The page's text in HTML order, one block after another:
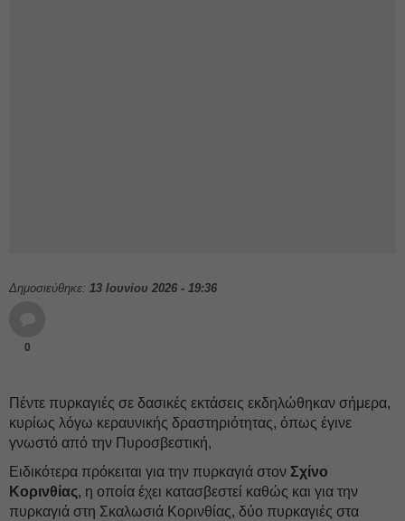
Δημοσιεύθηκε: 13 Ιουνίου 2026 - 19:36
0
Πέντε πυρκαγιές σε δασικές εκτάσεις εκδηλώθηκαν σήμερα,
κυρίως λόγω κεραυνικής δραστηριότητας, όπως έγινε
γνωστό από την Πυροσβεστική,
Ειδικότερα πρόκειται για την πυρκαγιά στον Σχίνο
Κορινθίας, η οποία έχει κατασβεστεί καθώς και για την
πυρκαγιά στη Σκαλωσιά Κορινθίας, δύο πυρκαγιές στα